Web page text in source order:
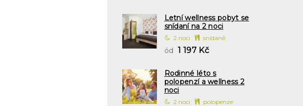
Letní wellness pobyt se
snídaní na 2 noci
2 noci snídaně
ód 1 197 Kč
Rodinné léto s
polopenzí a wellness 2
noci
2 noci polopenze